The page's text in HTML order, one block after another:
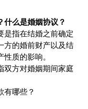
什么是婚姻协议？
是指在结婚之前确定
方的婚前财产以及结
质的影响。
双方对婚姻期间家庭
有哪些？